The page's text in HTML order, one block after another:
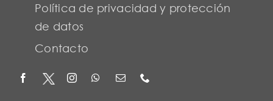
Política de privacidad y protección
de datos
Contacto